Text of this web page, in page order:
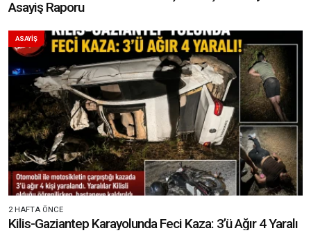
Asayiş Raporu
ASAYİŞ
2 HAFTA ÖNCE
Kilis-Gaziantep Karayolunda Feci Kaza: 3’ü Ağır 4 Yaralı